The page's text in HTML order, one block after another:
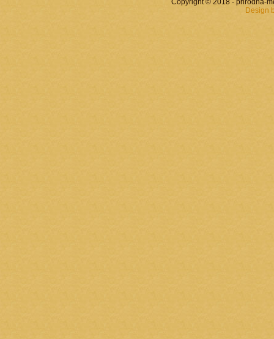
Copyright © 2018 - prirodna-
Design